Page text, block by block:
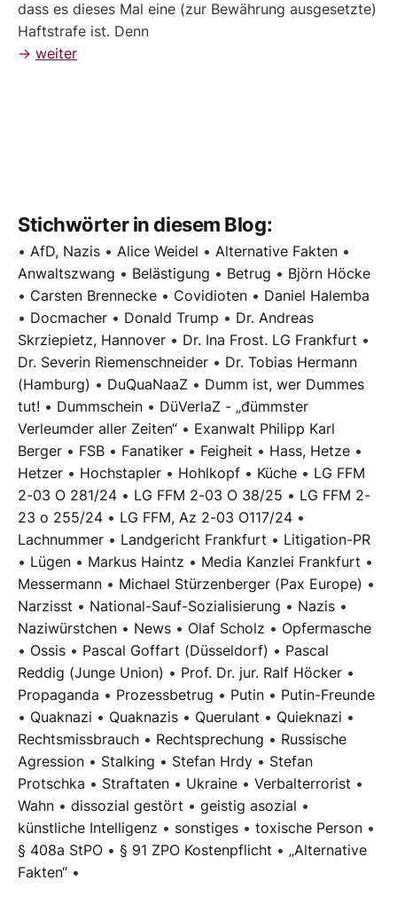
dass es dieses Mal eine (zur Bewährung ausgesetzte)
Haftstrafe ist. Denn
→ weiter
Stichwörter in diesem Blog:
• AfD, Nazis • Alice Weidel • Alternative Fakten •
Anwaltszwang • Belästigung • Betrug • Björn Höcke
• Carsten Brennecke • Covidioten • Daniel Halemba
• Docmacher • Donald Trump • Dr. Andreas
Skrziepietz, Hannover • Dr. Ina Frost. LG Frankfurt •
Dr. Severin Riemenschneider • Dr. Tobias Hermann
(Hamburg) • DuQuaNaaZ • Dumm ist, wer Dummes
tut! • Dummschein • DüVerlaZ - „đümmster
Verleumder aller Zeiten“ • Exanwalt Philipp Karl
Berger • FSB • Fanatiker • Feigheit • Hass, Hetze •
Hetzer • Hochstapler • Hohlkopf • Küche • LG FFM
2-03 O 281/24 • LG FFM 2-03 O 38/25 • LG FFM 2-
23 o 255/24 • LG FFM, Az 2-03 O117/24 •
Lachnummer • Landgericht Frankfurt • Litigation-PR
• Lügen • Markus Haintz • Media Kanzlei Frankfurt •
Messermann • Michael Stürzenberger (Pax Europe) •
Narzisst • National-Sauf-Sozialisierung • Nazis •
Naziwürstchen • News • Olaf Scholz • Opfermasche
• Ossis • Pascal Goffart (Düsseldorf) • Pascal
Reddig (Junge Union) • Prof. Dr. jur. Ralf Höcker •
Propaganda • Prozessbetrug • Putin • Putin-Freunde
• Quaknazi • Quaknazis • Querulant • Quieknazi •
Rechtsmissbrauch • Rechtsprechung • Russische
Agression • Stalking • Stefan Hrdy • Stefan
Protschka • Straftaten • Ukraine • Verbalterrorist •
Wahn • dissozial gestört • geistig asozial •
künstliche Intelligenz • sonstiges • toxische Person •
§ 408a StPO • § 91 ZPO Kostenpflicht • „Alternative
Fakten“ •